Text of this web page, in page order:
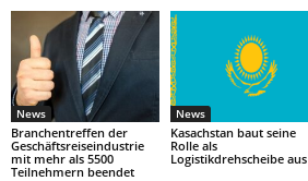
News
Branchentreffen der
Geschäftsreiseindustrie
mit mehr als 5500
Teilnehmern beendet
News
Kasachstan baut seine
Rolle als
Logistikdrehscheibe aus